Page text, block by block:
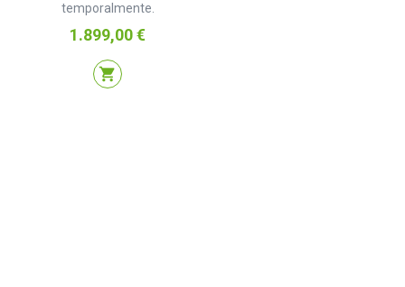
temporalmente.
Precio
1.899,00 €
shopping_cart